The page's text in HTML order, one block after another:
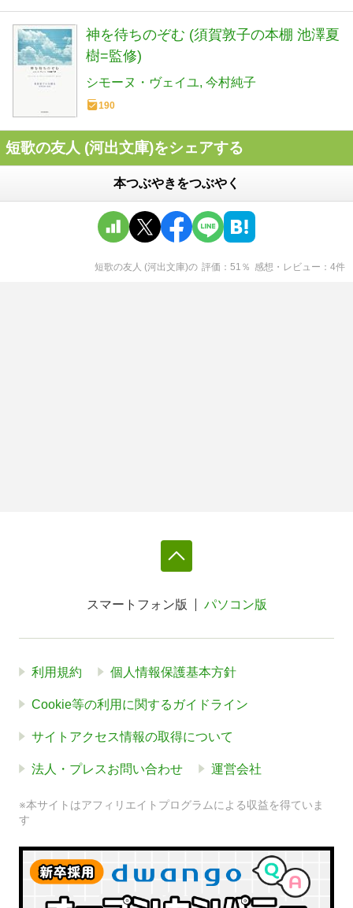
神を待ちのぞむ (須賀敦子の本棚 池澤夏
樹=監修)
シモーヌ・ヴェイユ 今村純子
190
短歌の友人 (河出文庫)をシェアする
本つぶやきをつぶやく
短歌の友人 (河出文庫)の 評価 51 ％ 感想・レビュー 4件
スマートフォン版 パソコン版
利用規約 個人情報保護基本方針
Cookie等の利用に関するガイドライン
サイトアクセス情報の取得について
法人・プレスお問い合わせ 運営会社
※本サイトはアフィリエイトプログラムによる収益を得ていま
す